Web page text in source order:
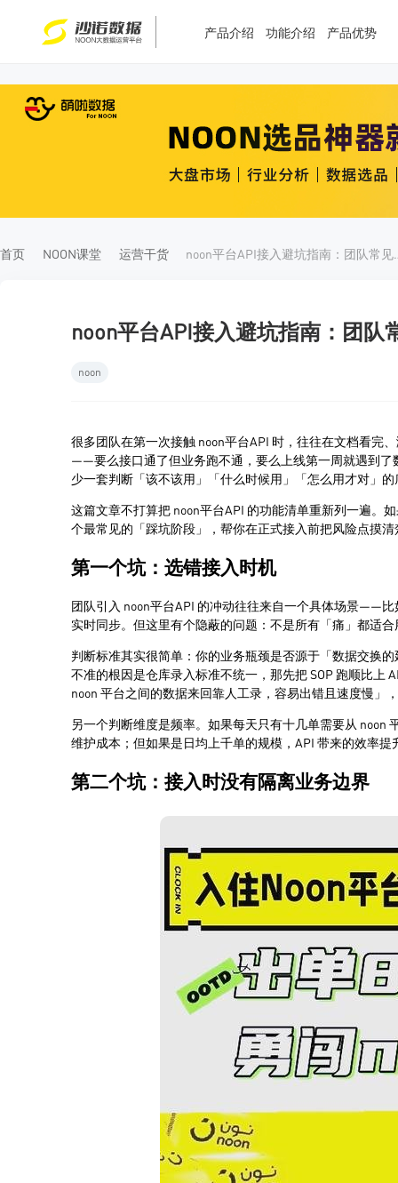
产品介绍 功能介绍 产品优势
首页 NOON课堂 运营干货
noon平台API接入避坑指南：团队
noon